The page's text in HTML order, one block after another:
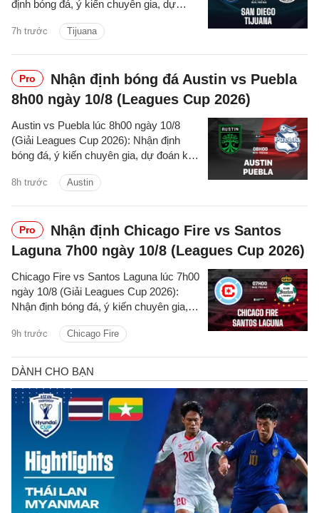
7h trước Tijuana
định bóng đá, ý kiến chuyên gia, dự
đấu.
Pro
Nhận định bóng đá Austin vs Puebla
8h00 ngày 10/8 (Leagues Cup 2026)
8h trước Austin
Austin vs Puebla lúc 8h00 ngày 10/8
(Giải Leagues Cup 2026): Nhận định
bóng đá, ý kiến chuyên gia, dự đoán kết
Pro
Nhận định Chicago Fire vs Santos
Laguna 7h00 ngày 10/8 (Leagues Cup 2026)
9h trước Chicago Fire
Chicago Fire vs Santos Laguna lúc 7h00
ngày 10/8 (Giải Leagues Cup 2026):
Nhận định bóng đá, ý kiến chuyên gia,
trận đấu.